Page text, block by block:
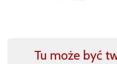
Tu może być